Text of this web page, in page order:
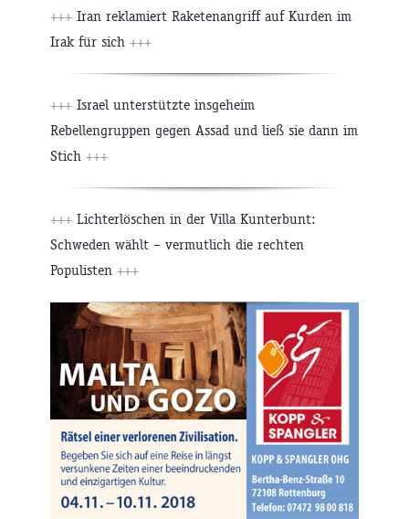
+++ Iran reklamiert Raketenangriff auf Kurden im
Irak für sich +++
+++ Israel unterstützte insgeheim
Rebellengruppen gegen Assad und ließ sie dann im
Stich +++
+++ Lichterlöschen in der Villa Kunterbunt:
Schweden wählt – vermutlich die rechten
Populisten +++